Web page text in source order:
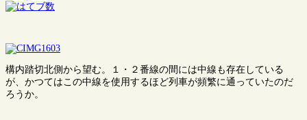
構内踏切北側から望む。１・２番線の間には中線も存在している
が、かつてはこの中線を使用するほど列車が頻繁に通っていたのだ
ろうか。